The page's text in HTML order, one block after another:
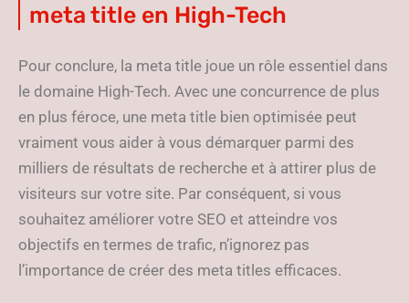
meta title en High-Tech
Pour conclure, la meta title joue un rôle essentiel dans
le domaine High-Tech. Avec une concurrence de plus
en plus féroce, une meta title bien optimisée peut
vraiment vous aider à vous démarquer parmi des
milliers de résultats de recherche et à attirer plus de
visiteurs sur votre site. Par conséquent, si vous
souhaitez améliorer votre SEO et atteindre vos
objectifs en termes de trafic, n’ignorez pas
l’importance de créer des meta titles efficaces.